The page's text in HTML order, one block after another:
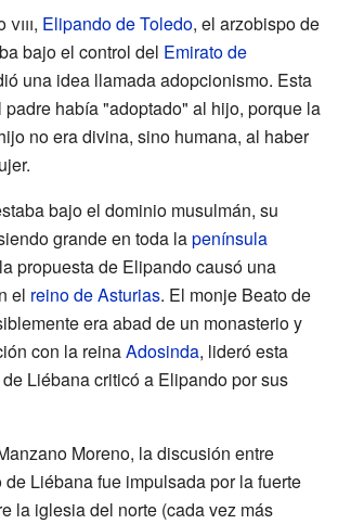
viii, Elipando de Toledo, el arzobispo de
bajo el control del Emirato de
una idea llamada adopcionismo. Esta
había "adoptado" al hijo, porque la
no era divina, sino humana, al haber
bajo el dominio musulmán, su
grande en toda lapenínsula
propuesta de Elipando causó una
el reino de Asturias. El monje Beato de
era abad de un monasterio y
con la reinaAdosinda, lideró esta
Liébana criticó a Elipando por sus
Moreno, la discusión entre
Liébana fue impulsada por la fuerte
la iglesia del norte (cada vez más